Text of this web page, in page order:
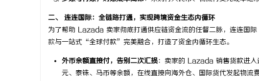
二、 连连国际：全链路打通，实现跨境资金生态内循环
为了帮助 Lazada 卖家彻底打通供应链资金流的任督二脉，连连国
款与一站式“全球付款”完美融合，打造了资金内循环生态。
外币余额直接付，告别二次汇损：卖家的 Lazada 销售货款进入
元、泰铢、马币等余额，在线直接向海外仓、国际货代发起物流